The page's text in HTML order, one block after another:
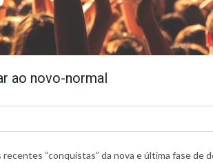
ao novo-normal
“conquistas” da nova e última fase de